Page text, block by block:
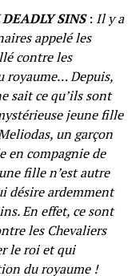
SINS: Il y a
appelé les
contre les
royaume… Depuis,
sait ce qu’ils sont
jeune fille
un garçon
en compagnie de
fille n’est autre
désire ardemment
En effet, ce sont
les Chevaliers
le roi et qui
du royaume !